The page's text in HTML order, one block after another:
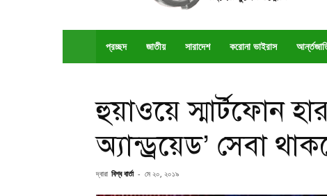
প্রচ্ছদ জাতীয় সারাদেশ করোনা ভাইরাস
হুয়াওয়ে স্মার্টফোন
অ্যান্ড্রয়েড’ সেবা
দ্বারা বিশ্ব বার্তা - মে ২০, ২০১৯